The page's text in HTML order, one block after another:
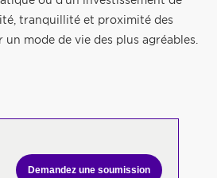
tranquillité et proximité des
mode de vie des plus agréables.
Demandez une soumission